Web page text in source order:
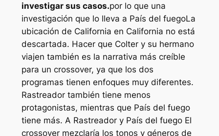
investigar sus casos.por lo que una
investigación que lo lleva a País del fuegoLa
ubicación de California en California no está
descartada. Hacer que Colter y su hermano
viajen también es la narrativa más creíble
para un crossover, ya que los dos
programas tienen enfoques muy diferentes.
Rastreadortambién tiene menos
protagonistas, mientras que País del fuego
tiene más. A Rastreadory País del fuegoEl
crossover mezclaría los tonos y géneros de